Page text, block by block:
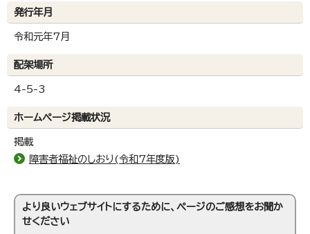
発行年月
令和元年7月
配架場所
4-5-3
ホームページ掲載状況
掲載
障害者福祉のしおり(令和7年度版)
より良いウェブサイトにするために、ページのご感想をお聞か
せください